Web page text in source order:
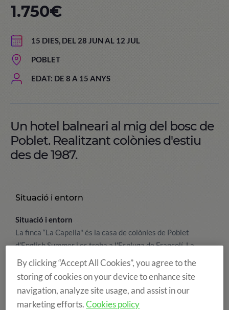
15 DIES, DEL 28 JUN AL 12 JUL
POBLET
EDAT: DE 8 A 15 ANYS
1.750€
Un hotel balneari al mig del bosc de
Poblet. Realitzant colònies d'estiu
des de 1987.
Situació i entorn
Situació i entorn
La finca “La Capella" és la casa de colònies de Poblet
d’English Summer i es troba a l'Espluga de Francolí, La
Conca de Barberà, al paratge denominat "Les Masies"
a prop del Monstir de Poblet
. La residència de colònies
d'idiomes disposa d'
amplis jardins i boscos
amb el parc natural "La Pena", de gran bellesa visual.
By clicking “Accept All Cookies”, you agree to the
storing of cookies on your device to enhance site
navigation, analyze site usage, and assist in our
marketing efforts.Cookies policy